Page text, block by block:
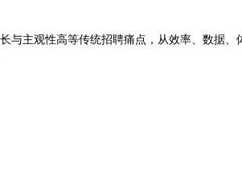
主观性高等传统招聘痛点，从效率、数据